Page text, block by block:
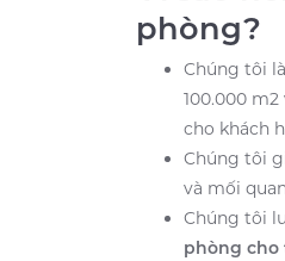
phòng?
Chúng tôi
100.000
cho khách
Chúng tôi
và mối
Chúng tôi
phòng cho